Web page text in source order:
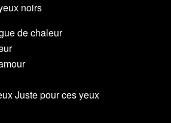
noirs
de chaleur
Juste pour ces yeux